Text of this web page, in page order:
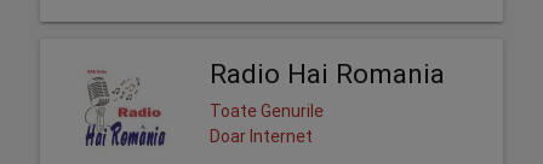
Radio Hai Romania
Toate Genurile
Doar Internet